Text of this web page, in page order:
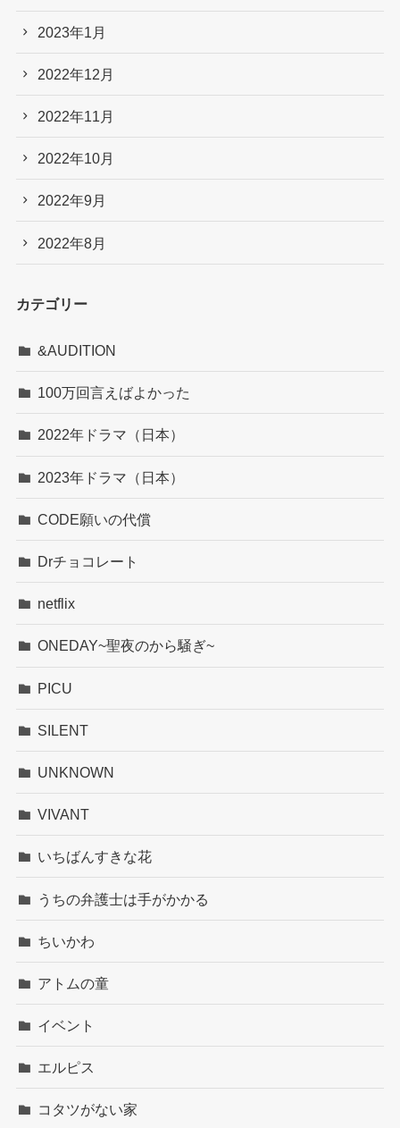
2023年1月
2022年12月
2022年11月
2022年10月
2022年9月
2022年8月
カテゴリー
&AUDITION
100万回言えばよかった
2022年ドラマ（日本）
2023年ドラマ（日本）
CODE願いの代償
Drチョコレート
netflix
ONEDAY~聖夜のから騒ぎ~
PICU
SILENT
UNKNOWN
VIVANT
いちばんすきな花
うちの弁護士は手がかかる
ちいかわ
アトムの童
イベント
エルピス
コタツがない家